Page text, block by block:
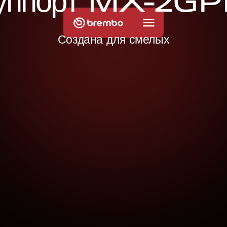
Создана для смелых